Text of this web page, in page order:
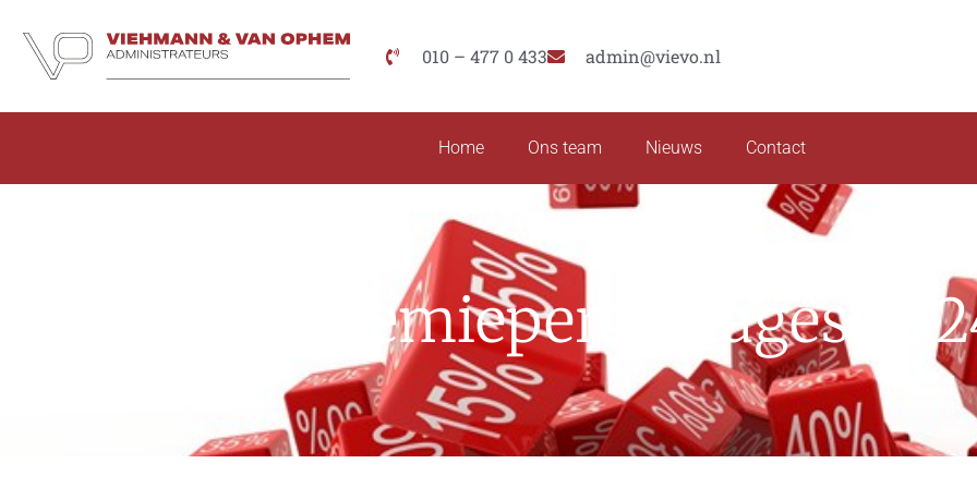
010 – 477 0 433 admin@vievo.nl
Home Ons team Nieuws Contact
Premiepercentages